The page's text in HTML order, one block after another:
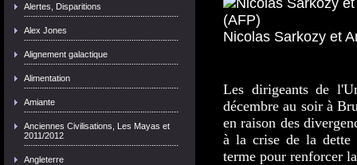
Alertes, Disparitions
Alex Jones
Alignement galactique
Alimentation
Amiante
Anciennes Civilisations, Les Mayas et
2011/2012
Angleterre
Nicolas Sarkozy et
Les dirigeants de
décembre au soir à
en raison des
à la crise de la dette
terme pour renforcer